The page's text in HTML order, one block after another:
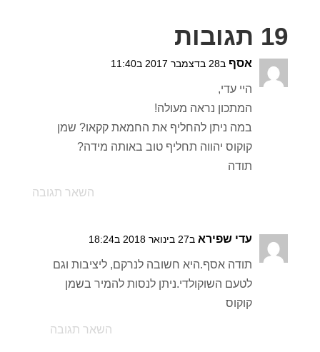
19 תגובות
אסף ב28 בדצמבר 2017 ב11:40
היי עדי,
המתכון נראה מעולה!
במה ניתן להחליף את החמאת קקאו? שמן
קוקוס יהווה תחליף טוב באותה מידה?
תודה
השאר תגובה
עדי שפירא ב27 בינואר 2018 ב18:24
תודה אסף.היא חשובה לנרקם, ליציבות וגם
לטעם השוקולדי.ניתן לנסות להמיר בשמן
קוקוס
השאר תגובה